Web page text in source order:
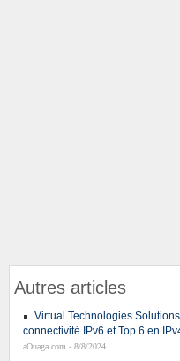
Autres articles
Virtual Technologies
connectivité IPv6 et Top 6 en
aOuaga.com - 8/8/2024